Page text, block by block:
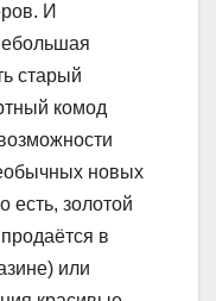
И
старый
комод
новых
есть, золотой
в
или